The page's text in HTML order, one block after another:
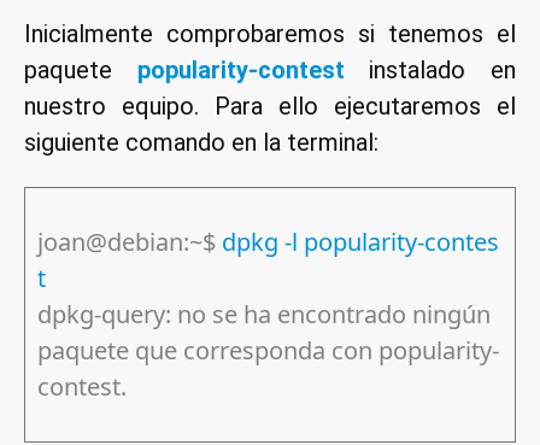
Inicialmente comprobaremos si tenemos el
paquete popularity-contest instalado en
nuestro equipo. Para ello ejecutaremos el
siguiente comando en la terminal:
joan@debian:~$ dpkg -l popularity-contes
t
dpkg-query: no se ha encontrado ningún
paquete que corresponda con popularity-
contest.